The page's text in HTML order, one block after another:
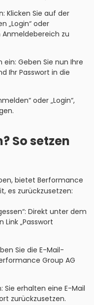
Klicken Sie auf der
„Login“ oder
zu
Geben Sie nun Ihre
Ihr Passwort in die
oder „Login“,
So setzen
bietet Berformance
es zurückzusetzen:
Direkt unter dem
„Passwort
Sie die E-Mail-
Group AG
Sie erhalten eine E-Mail
zurückzusetzen.